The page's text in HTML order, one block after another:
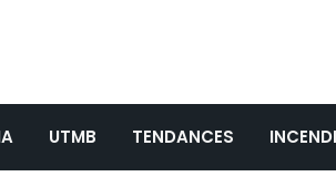
UTMB TENDANCES